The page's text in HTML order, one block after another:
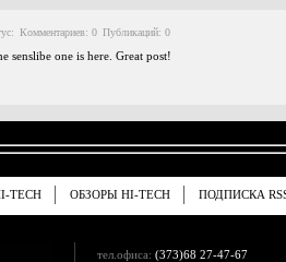
Комментариев: 0 Публикаций: 0
senslibe one is here. Great post!
TECH ОБЗОРЫ HI-TECH ПОДПИСКА
тел.офиса: (373)68 27-47-67